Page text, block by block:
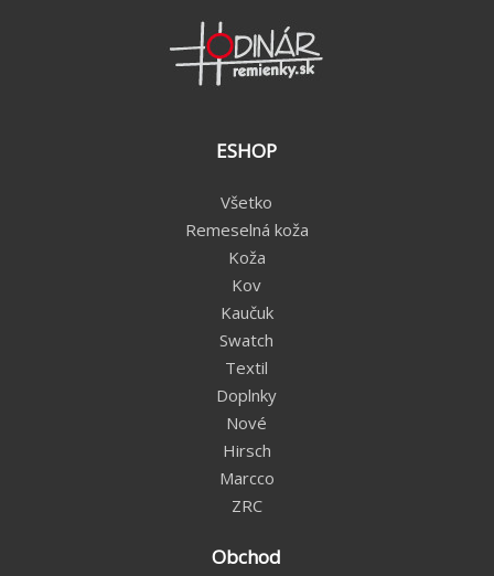
ESHOP
Všetko
Remeselná koža
Koža
Kov
Kaučuk
Swatch
Textil
Doplnky
Nové
Hirsch
Marcco
ZRC
Obchod